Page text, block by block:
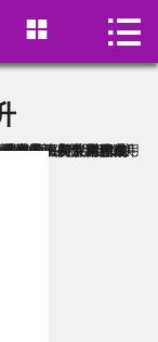
 首页
产品展示
 